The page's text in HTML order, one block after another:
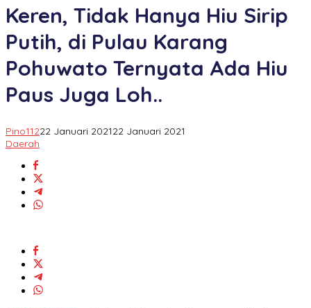
Hiu
Putih,
Pulau
Pohuwato
Hiu
Keren, Tidak Hanya Hiu Sirip
Putih, di Pulau Karang
Pohuwato Ternyata Ada Hiu
Paus Juga Loh..
Pino11222 Januari 202122 Januari 2021
Daerah